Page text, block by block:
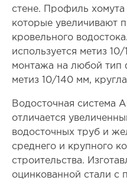
стене. Профиль
которые увеличивают
кровельного
используется метиз
монтажа на любой тип
метиз 10/140 мм,
Водосточная система
отличается
водосточных труб и
среднего и крупного
строительства.
оцинкованной стали с